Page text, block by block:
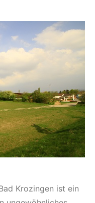
Krozingen ist ein